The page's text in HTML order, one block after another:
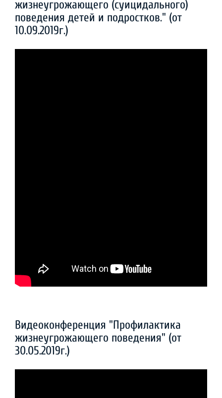
жизнеугрожающего (суицидального)
поведения детей и подростков." (от
10.09.2019г.)
Видеоконференция "Профилактика
жизнеугрожающего поведения" (от
30.05.2019г.)